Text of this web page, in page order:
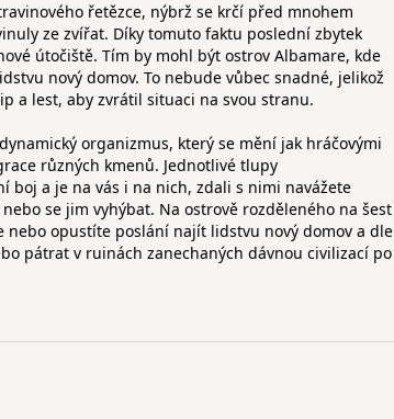
řetězce, nýbrž se krčí před mnohem
ze zvířat. Díky tomuto faktu poslední zbytek
útočiště. Tím by mohl být ostrov Albamare, kde
nový domov. To nebude vůbec snadné, jelikož
a lest, aby zvrátil situaci na svou stranu.
organizmus, který se mění jak hráčovými
různých kmenů. Jednotlivé tlupy
boj a je na vás i na nich, zdali s nimi navážete
se jim vyhýbat. Na ostrově rozděleného na šest
opustíte poslání najít lidstvu nový domov a dle
pátrat v ruinách zanechaných dávnou civilizací po